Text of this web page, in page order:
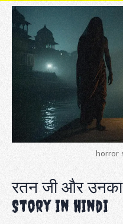
horror
रतन जी और
Story in hindi